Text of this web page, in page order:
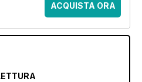
ACQUISTA ORA